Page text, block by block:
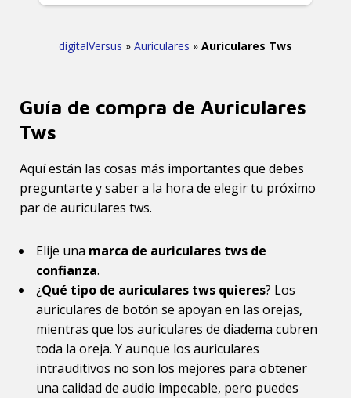
digitalVersus » Auriculares » Auriculares Tws
Guía de compra de Auriculares
Tws
Aquí están las cosas más importantes que debes
preguntarte y saber a la hora de elegir tu próximo
par de auriculares tws.
Elije una marca de auriculares tws de
confianza.
¿Qué tipo de auriculares tws quieres? Los
auriculares de botón se apoyan en las orejas,
mientras que los auriculares de diadema cubren
toda la oreja. Y aunque los auriculares
intrauditivos no son los mejores para obtener
una calidad de audio impecable, pero puedes